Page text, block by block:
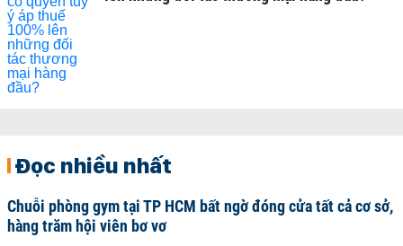
Đọc nhiều nhất
Chuỗi phòng gym tại TP HCM bất ngờ đóng cửa tất cả cơ sở,
hàng trăm hội viên bơ vơ